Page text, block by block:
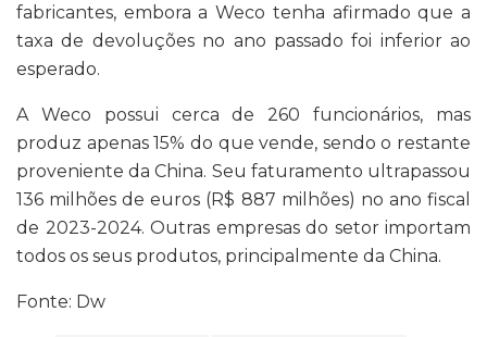
fabricantes, embora a Weco tenha afirmado que a
taxa de devoluções no ano passado foi inferior ao
esperado.
A Weco possui cerca de 260 funcionários, mas
produz apenas 15% do que vende, sendo o restante
proveniente da China. Seu faturamento ultrapassou
136 milhões de euros (R$ 887 milhões) no ano fiscal
de 2023-2024. Outras empresas do setor importam
todos os seus produtos, principalmente da China.
Fonte: Dw